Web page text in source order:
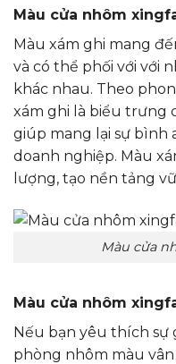
Màu cửa nhôm
Màu xám ghi mang
và có thể phối với với
khác nhau. Theo
xám ghi là biểu trưng
giúp mang lại sự bình
doanh nghiệp. Màu
lượng, tạo nền tảng
Màu cửa
Màu cửa nhôm
Nếu bạn yêu thích sự
phòng nhôm màu vân